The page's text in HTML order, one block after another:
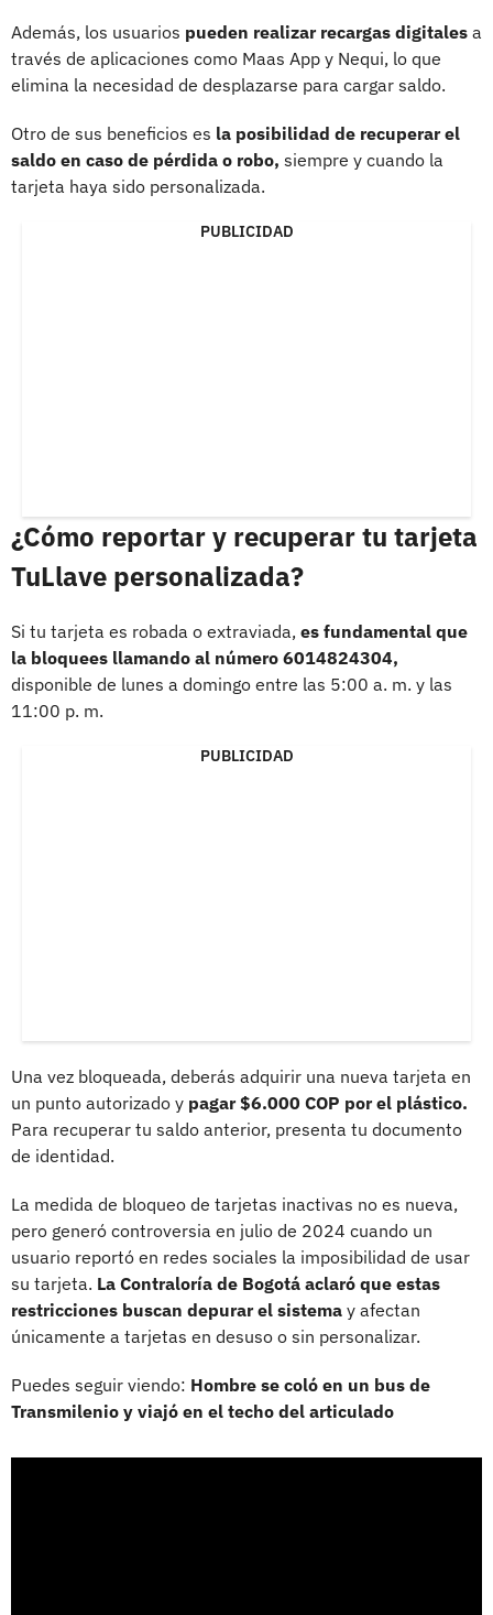
Además, los usuarios pueden realizar recargas digitales a
través de aplicaciones como Maas App y Nequi, lo que
elimina la necesidad de desplazarse para cargar saldo.
Otro de sus beneficios es la posibilidad de recuperar el
saldo en caso de pérdida o robo, siempre y cuando la
tarjeta haya sido personalizada.
PUBLICIDAD
¿Cómo reportar y recuperar tu tarjeta
TuLlave personalizada?
Si tu tarjeta es robada o extraviada, es fundamental que
la bloquees llamando al número 6014824304,
disponible de lunes a domingo entre las 5:00 a. m. y las
11:00 p. m.
PUBLICIDAD
Una vez bloqueada, deberás adquirir una nueva tarjeta en
un punto autorizado y pagar $6.000 COP por el plástico.
Para recuperar tu saldo anterior, presenta tu documento
de identidad.
La medida de bloqueo de tarjetas inactivas no es nueva,
pero generó controversia en julio de 2024 cuando un
usuario reportó en redes sociales la imposibilidad de usar
su tarjeta. La Contraloría de Bogotá aclaró que estas
restricciones buscan depurar el sistema y afectan
únicamente a tarjetas en desuso o sin personalizar.
Puedes seguir viendo: Hombre se coló en un bus de
Transmilenio y viajó en el techo del articulado